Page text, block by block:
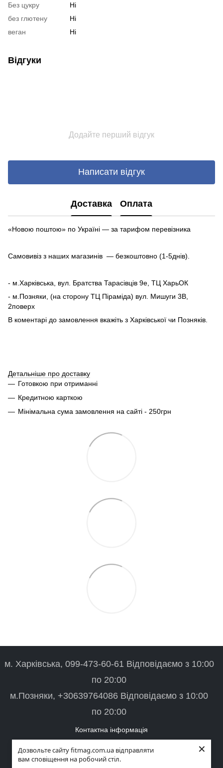
Дозвольте сайту fitmag.com.ua відправляти
вам сповіщення на робочий стіл.
×
Без цукру
Ні
без глютену
Ні
веган
Ні
Відгуки
Додайте перший відгук
Написати відгук
Доставка Оплата
«Новою поштою» по Україні — за тарифом перевізника
Самовивіз з наших магазинів — безкоштовно (1-5днів).
- м.Харківська, вул. Братства Тарасівців 9е, ТЦ ХарьОК
- м.Позняки, (на сторону ТЦ Піраміда) вул. Мишуги 3В,
2поверх
В коментарі до замовлення вкажіть з Харківської чи Позняків.
Детальніше про доставку
Готовкою при отриманні
Кредитною карткою
Мінімальна сума замовлення на сайті - 250грн
м. Харківська, 099-473-60-61 Відповідаємо з 10:00
по 20:00
м.Позняки, +30639764086 Відповідаємо з 10:00
по 20:00
Контактна інформація
Повна версія сайту